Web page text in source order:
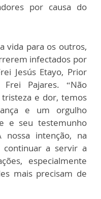
por causa do
vida para os outros,
infectados por
Jesús Etayo, Prior
Pajares. “Não
e dor, temos
e um orgulho
e seu testemunho
nossa intenção, na
a servir a
especialmente
mais precisam de